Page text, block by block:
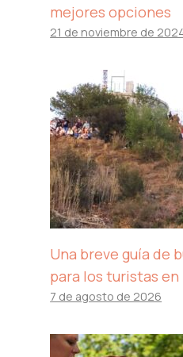
mejores opciones
21 de noviembre de
Una breve guía de
para los turistas
7 de agosto de 2026